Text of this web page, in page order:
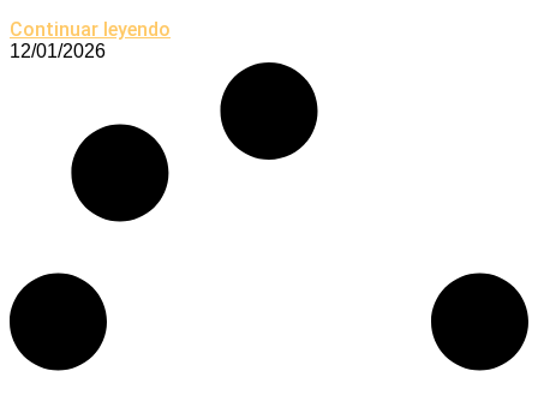
Continuar leyendo
12/01/2026